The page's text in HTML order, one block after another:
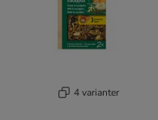
4 varianter